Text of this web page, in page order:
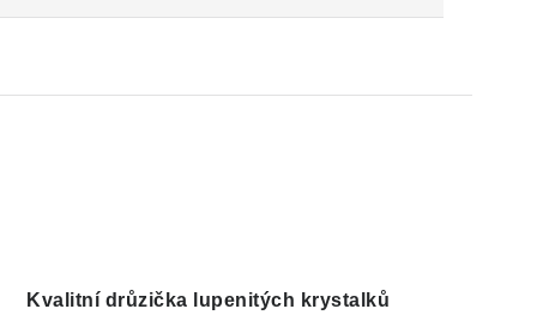
Kvalitní drůzička lupenitých krystalků